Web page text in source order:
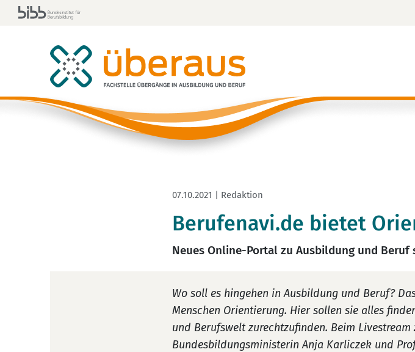
07.10.2021 | Redaktion
Berufenavi.de bietet
Neues Online-Portal zu Ausbildung und Beruf
Wo soll es hingehen in Ausbildung und Beruf?
Menschen Orientierung. Hier sollen sie alles
und Berufswelt zurechtzufinden. Beim
Bundesbildungsministerin Anja Karliczek und